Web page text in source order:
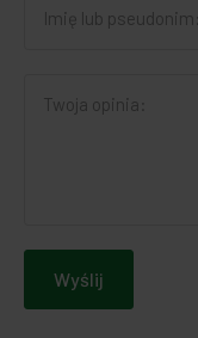
Wyślij